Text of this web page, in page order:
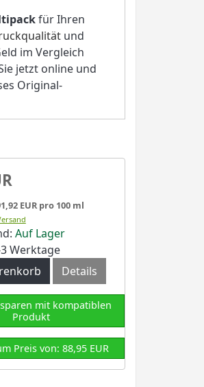
für Ihren
und
im Vergleich
jetzt online und
Original-
EUR pro 100 ml
Auf Lager
Werktage
Details
sparen mit kompatiblen
Produkt
Preis von: 88,95 EUR